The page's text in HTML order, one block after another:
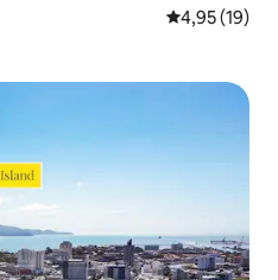
Priemerné
4,95 (19)